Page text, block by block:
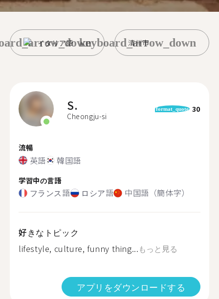
イタリア語 清州市
keyboard_arrow_down
S.
Cheongju-si
format_quote 30
流暢
英語 韓国語
学習中の言語
フランス語 ロシア語 中国語（簡体字）
好きなトピック
lifestyle, culture, funny thing...もっと見る
アプリをダウンロードする